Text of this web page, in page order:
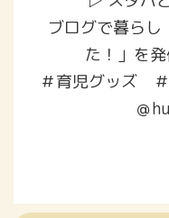
ブログで暮らし
た！」を
＃育児グッズ
＠